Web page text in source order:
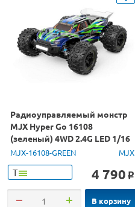
Радиоуправляемый монстр
MJX Hyper Go 16108
(зеленый) 4WD 2.4G LED 1/16
RTR
MJX-16108-GREEN MJX
Т 4 790 o
В корзину